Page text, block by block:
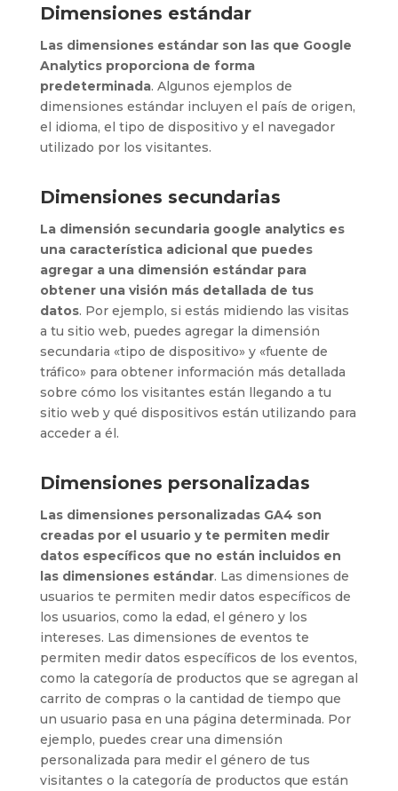
Dimensiones estándar
Las dimensiones estándar son las que Google
Analytics proporciona de forma
predeterminada. Algunos ejemplos de
dimensiones estándar incluyen el país de origen,
el idioma, el tipo de dispositivo y el navegador
utilizado por los visitantes.
Dimensiones secundarias
La dimensión secundaria google analytics es
una característica adicional que puedes
agregar a una dimensión estándar para
obtener una visión más detallada de tus
datos. Por ejemplo, si estás midiendo las visitas
a tu sitio web, puedes agregar la dimensión
secundaria «tipo de dispositivo» y «fuente de
tráfico» para obtener información más detallada
sobre cómo los visitantes están llegando a tu
sitio web y qué dispositivos están utilizando para
acceder a él.
Dimensiones personalizadas
Las dimensiones personalizadas GA4 son
creadas por el usuario y te permiten medir
datos específicos que no están incluidos en
las dimensiones estándar. Las dimensiones de
usuarios te permiten medir datos específicos de
los usuarios, como la edad, el género y los
intereses. Las dimensiones de eventos te
permiten medir datos específicos de los eventos,
como la categoría de productos que se agregan al
carrito de compras o la cantidad de tiempo que
un usuario pasa en una página determinada. Por
ejemplo, puedes crear una dimensión
personalizada para medir el género de tus
visitantes o la categoría de productos que están